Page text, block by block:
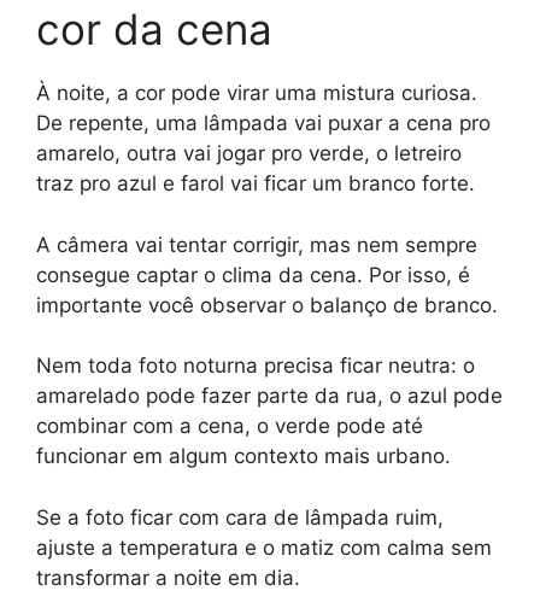
cor da cena
À noite, a cor pode virar uma mistura curiosa.
De repente, uma lâmpada vai puxar a cena pro
amarelo, outra vai jogar pro verde, o letreiro
traz pro azul e farol vai ficar um branco forte.
A câmera vai tentar corrigir, mas nem sempre
consegue captar o clima da cena. Por isso, é
importante você observar o balanço de branco.
Nem toda foto noturna precisa ficar neutra: o
amarelado pode fazer parte da rua, o azul pode
combinar com a cena, o verde pode até
funcionar em algum contexto mais urbano.
Se a foto ficar com cara de lâmpada ruim,
ajuste a temperatura e o matiz com calma sem
transformar a noite em dia.